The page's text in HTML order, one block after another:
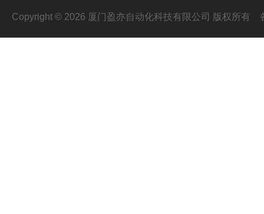
Copyright © 2026 厦门盈亦自动化科技有限公司 版权所有